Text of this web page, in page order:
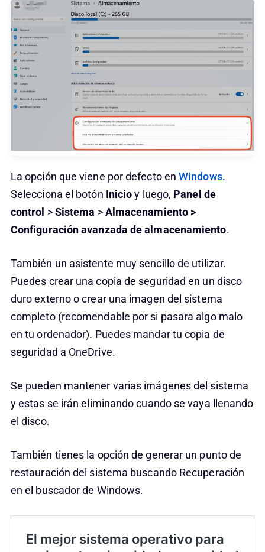
La opción que viene por defecto enWindows.
Selecciona el botón Inicioy luego, Panel de
control >Sistema >Almacenamiento >
Configuración avanzada de almacenamiento.
También un asistente muy sencillo de utilizar.
Puedes crear una copia de seguridad en un disco
duro externo o crear una imagen del sistema
completo (recomendable por si pasara algo malo
en tu ordenador). Puedes mandar tu copia de
seguridad a OneDrive.
Se pueden mantener varias imágenes del sistema
y estas se irán eliminando cuando se vaya llenando
el disco.
También tienes la opción de generar un punto de
restauración del sistema buscando Recuperación
en el buscador de Windows.